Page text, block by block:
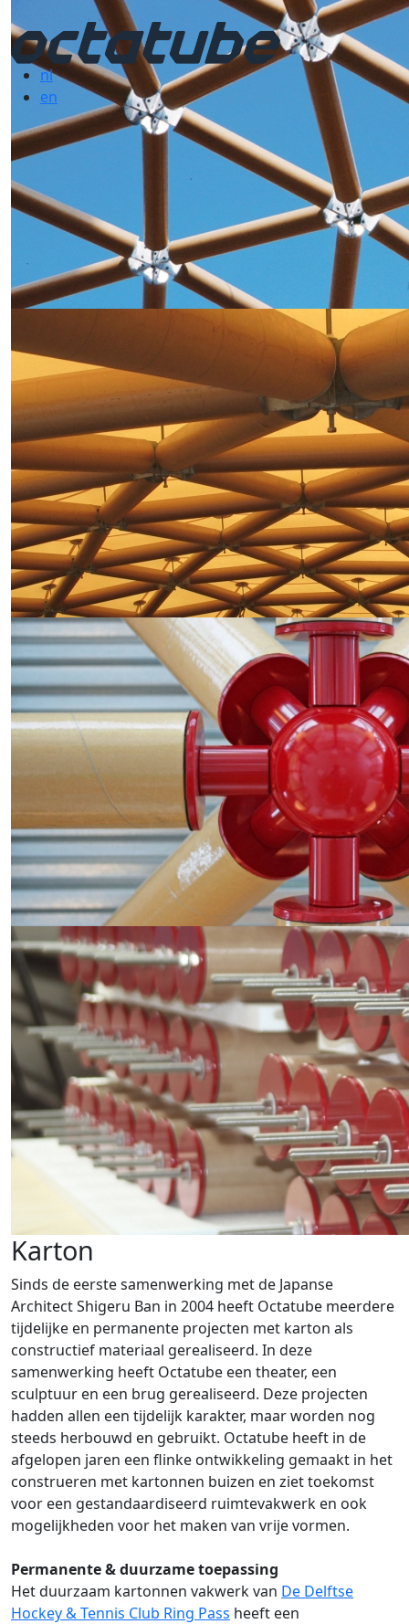
nl
en
Karton
Sinds de eerste samenwerking met de Japanse
Architect Shigeru Ban in 2004 heeft Octatube meerdere
tijdelijke en permanente projecten met karton als
constructief materiaal gerealiseerd. In deze
samenwerking heeft Octatube een theater, een
sculptuur en een brug gerealiseerd. Deze projecten
hadden allen een tijdelijk karakter, maar worden nog
steeds herbouwd en gebruikt. Octatube heeft in de
afgelopen jaren een flinke ontwikkeling gemaakt in het
construeren met kartonnen buizen en ziet toekomst
voor een gestandaardiseerd ruimtevakwerk en ook
mogelijkheden voor het maken van vrije vormen.
Permanente & duurzame toepassing
Het duurzaam kartonnen vakwerk van De Delftse
Hockey & Tennis Club Ring Pass heeft een